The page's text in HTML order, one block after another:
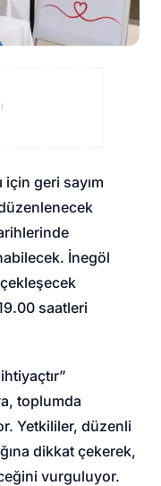
için geri sayım
İnegöl
saatleri
toplumda
Yetkililer, düzenli
dikkat çekerek,
vurguluyor.